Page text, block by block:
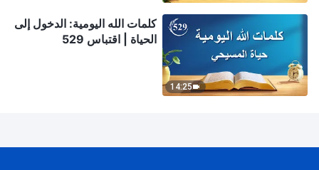
14:25
كلمات الله اليومية: الدخول إلى
الحياة | اقتباس 529